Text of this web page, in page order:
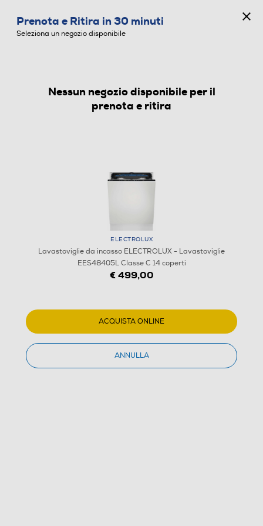
LAVASTOVIGLIE DA INCASSO
1/20
Prenota e Ritira in 30 minuti
Seleziona un negozio disponibile
Nessun negozio disponibile per il
prenota e ritira
ELECTROLUX
Lavastoviglie da incasso ELECTROLUX - Lavastoviglie
EES48405L Classe C 14 coperti
€ 499,00
ACQUISTA ONLINE
ANNULLA